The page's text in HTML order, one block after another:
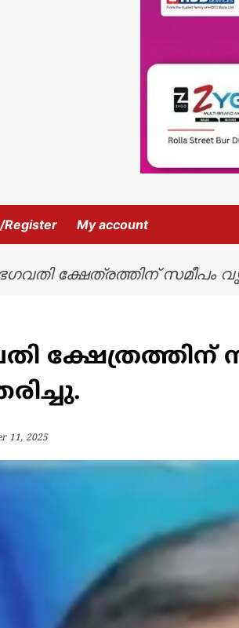
Register My account
ക്ഷേത്രത്തിന് സമീപം
ക്ഷേത്രത്തിന്
11, 2025